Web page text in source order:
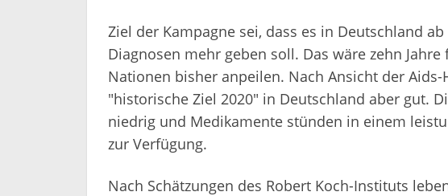
Ziel der Kampagne sei, dass es in Deutschland
Diagnosen mehr geben soll. Das wäre zehn
Nationen bisher anpeilen. Nach Ansicht der
"historische Ziel 2020" in Deutschland aber gut.
niedrig und Medikamente stünden in einem
zur Verfügung.
Nach Schätzungen des Robert Koch-Instituts